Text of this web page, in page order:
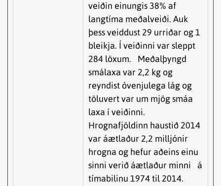
veiðin einungis 38% af
langtíma meðalveiði. Auk
þess veiddust 29 urriðar og 1
bleikja. Í veiðinni var sleppt
284 löxum. Meðalþyngd
smálaxa var 2,2 kg og
reyndist óvenjulega lág og
töluvert var um mjög smáa
laxa í veiðinni.
Hrognafjöldinn haustið 2014
var áætlaður 2,2 milljónir
hrogna og hefur aðeins einu
sinni verið áætlaður minni á
tímabilinu 1974 til 2014.